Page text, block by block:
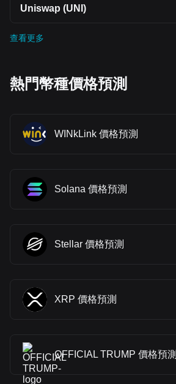
Uniswap (UNI)
查看更多
熱門幣種價格預測
WINkLink 價格預測
Solana 價格預測
Stellar 價格預測
XRP 價格預測
OFFICIAL TRUMP 價格預測